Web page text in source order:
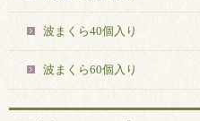
波まくら40個入り
波まくら60個入り